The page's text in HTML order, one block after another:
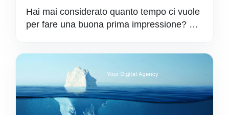
Hai mai considerato quanto tempo ci vuole
per fare una buona prima impressione? …